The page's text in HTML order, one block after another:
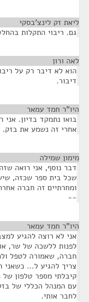
ליאת זק לינצ'בסקי
גם. ריבוי התקלות
לאה ורון
הוא לא דיבר רק על
דיבור.
היו"ר חמד עמאר
בואו נתמקד בדיון.
אחרי זה נשמע את בזק.
מימון שמילה
דבר נוסף, אני רואה
שכל בית ספר שכזה,
ומחרתיים זה חברה
--
היו"ר חמד עמאר
אני לא רוצה להגיע
לפנות ללשכה של שר,
חברה, שאמורה לטפל
צריך להגיע ל... כשאני
קיבלתי מספר טלפון
עם המנהל הכללי של
לחבר אותי.